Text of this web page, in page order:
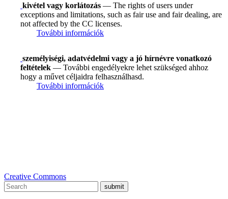
kivétel vagy korlátozás — The rights of users under
exceptions and limitations, such as fair use and fair dealing, are
not affected by the CC licenses.
További információk
személyiségi, adatvédelmi vagy a jó hírnévre vonatkozó
feltételek — További engedélyekre lehet szükséged ahhoz
hogy a művet céljaidra felhasználhasd.
További információk
Creative Commons
submit